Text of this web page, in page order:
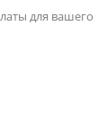
для вашего